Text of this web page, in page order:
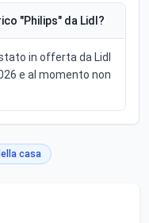
"Philips" da Lidl?
in offerta da Lidl
e al momento non
casa